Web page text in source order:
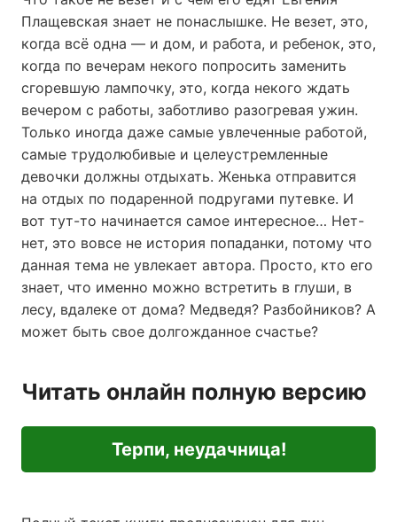
Плащевская знает не понаслышке. Не везет, это,
когда всё одна — и дом, и работа, и ребенок, это,
когда по вечерам некого попросить заменить
сгоревшую лампочку, это, когда некого ждать
вечером с работы, заботливо разогревая ужин.
Только иногда даже самые увлеченные работой,
самые трудолюбивые и целеустремленные
девочки должны отдыхать. Женька отправится
на отдых по подаренной подругами путевке. И
вот тут-то начинается самое интересное… Нет-
нет, это вовсе не история попаданки, потому что
данная тема не увлекает автора. Просто, кто его
знает, что именно можно встретить в глуши, в
лесу, вдалеке от дома? Медведя? Разбойников? А
может быть свое долгожданное счастье?
Читать онлайн полную версию
Терпи, неудачница!